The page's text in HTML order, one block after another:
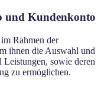
und Kundenkonto
Rahmen der
ihnen die Auswahl und
sowie deren
zu ermöglichen.